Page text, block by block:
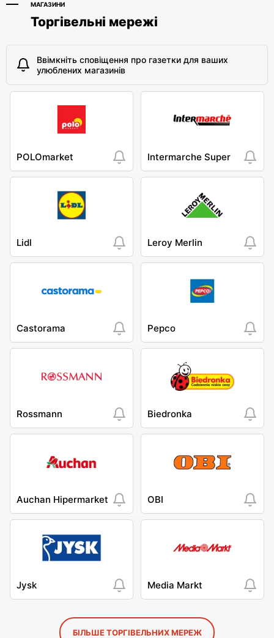
МАГАЗИНИ
Торгівельні мережі
Ввімкніть сповіщення про газетки для ваших
улюблених магазинів
POLOmarket Intermarche Super
Lidl Leroy Merlin
Castorama Pepco
Rossmann Biedronka
Auchan Hipermarket OBI
Jysk Media Markt
БІЛЬШЕ ТОРГІВЕЛЬНИХ МЕРЕЖ